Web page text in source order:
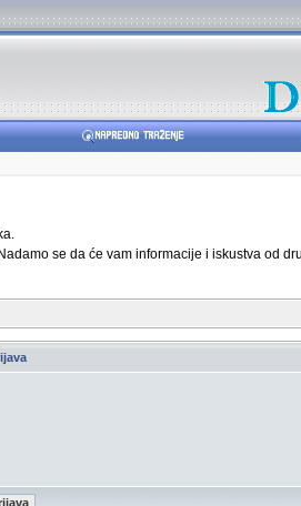
se da će vam informacije i iskustva od